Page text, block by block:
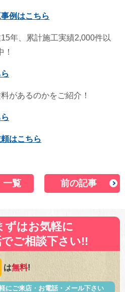
例はこちら
年、累計施工実績2,000件以
！
があるのかをご紹介！
はこちら
一覧 前の記事
ずはお気軽に
でご相談下さい!!
は無料!
にご来店・お電話・メール下さい